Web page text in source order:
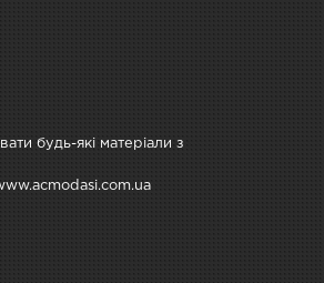
будь-які матеріали з